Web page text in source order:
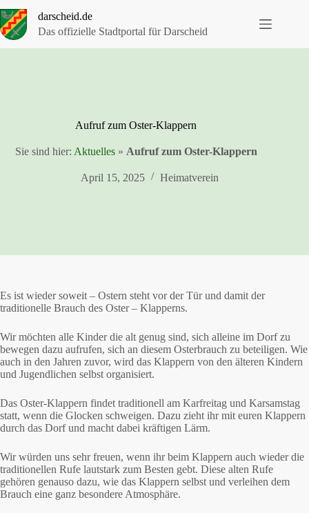
Inhalt
springen
darscheid.de
Das offizielle Stadtportal für Darscheid
Aufruf zum Oster-Klappern
Sie sind hier: Aktuelles» Aufruf zum Oster-Klappern
April 15, 2025 Heimatverein
Es ist wieder soweit – Ostern steht vor der Tür und damit der
traditionelle Brauch des Oster – Klapperns.
Wir möchten alle Kinder die alt genug sind, sich alleine im Dorf zu
bewegen dazu aufrufen, sich an diesem Osterbrauch zu beteiligen. Wie
auch in den Jahren zuvor, wird das Klappern von den älteren Kindern
und Jugendlichen selbst organisiert.
Das Oster-Klappern findet traditionell am Karfreitag und Karsamstag
statt, wenn die Glocken schweigen. Dazu zieht ihr mit euren Klappern
durch das Dorf und macht dabei kräftigen Lärm.
Wir würden uns sehr freuen, wenn ihr beim Klappern auch wieder die
traditionellen Rufe lautstark zum Besten gebt. Diese alten Rufe
gehören genauso dazu, wie das Klappern selbst und verleihen dem
Brauch eine ganz besondere Atmosphäre.